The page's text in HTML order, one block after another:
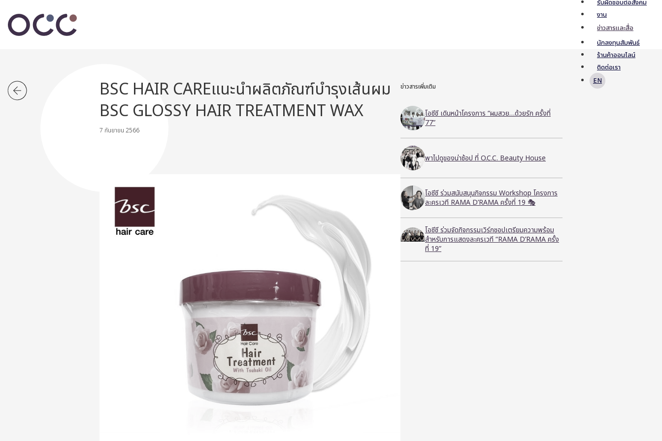
รับผิดชอบต่อสังคม
งาน
ข่าวสารและสื่อ
นักลงทุนสัมพันธ์
ร้านค้าออนไลน์
ติดต่อเรา
EN
BSC HAIR CAREแนะนำผลิตภัณฑ์บำรุงเส้นผม
BSC GLOSSY HAIR TREATMENT WAX
7 กันยายน 2566
ข่าวสารเพิ่มเติม
โอซีซี เดินหน้าโครงการ “ผมสวย…ด้วยรัก ครั้งที่
77”
พาไปดูของน่าช้อป ที่ O.C.C. Beauty House
โอซีซี ร่วมสนับสนุนกิจกรรม Workshop โครงการ
ละครเวที RAMA D’RAMA ครั้งที่ 19 🎭
โอซีซี ร่วมจัดกิจกรรมเวิร์กชอปเตรียมความพร้อม
สำหรับการแสดงละครเวที “RAMA D’RAMA ครั้ง
ที่ 19”